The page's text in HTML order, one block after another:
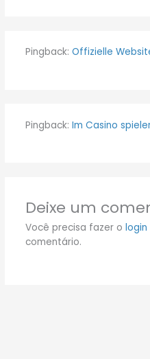
Pingback: Offizielle
Pingback: Im Casino
Deixe um
Você precisa fazer o login
comentário.